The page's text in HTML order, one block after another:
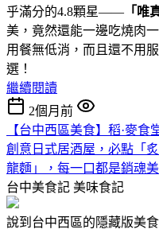
乎滿分的4.8顆星—— 「唯
美，竟然還能一邊吃燒肉
用餐無低消，而且還不用
選！
繼續閱讀
2個月前
【台中西區美食】稻·麥
創意日式居酒屋，必點「
龍麵」，每一口都是銷魂
台中美食記 美味食記
說到台中西區的隱藏版美